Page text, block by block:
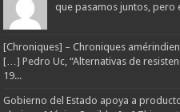
que pasamos juntos, pero
[Chroniques] – Chroniques
[…] Pedro Uc, “Alternativas de
19...
Gobierno del Estado apoya a